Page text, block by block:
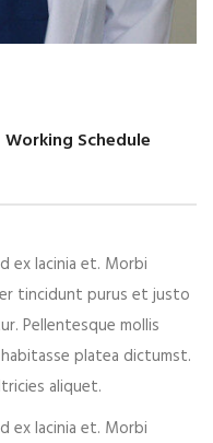
Working Schedule
ex lacinia et. Morbi
tincidunt purus et justo
Pellentesque mollis
platea dictumst.
aliquet.
ex lacinia et. Morbi